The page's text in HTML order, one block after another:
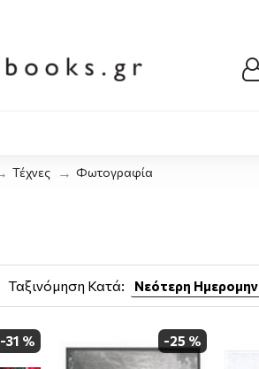
Τέχνες Φωτογραφία
Ταξινόμηση Κατά:
-31 % -25 %